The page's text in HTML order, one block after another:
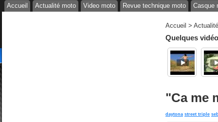
Accueil Actualité moto Video moto Revue technique moto Casque
Accueil >
Quelques
"Ca me
daytona street triple